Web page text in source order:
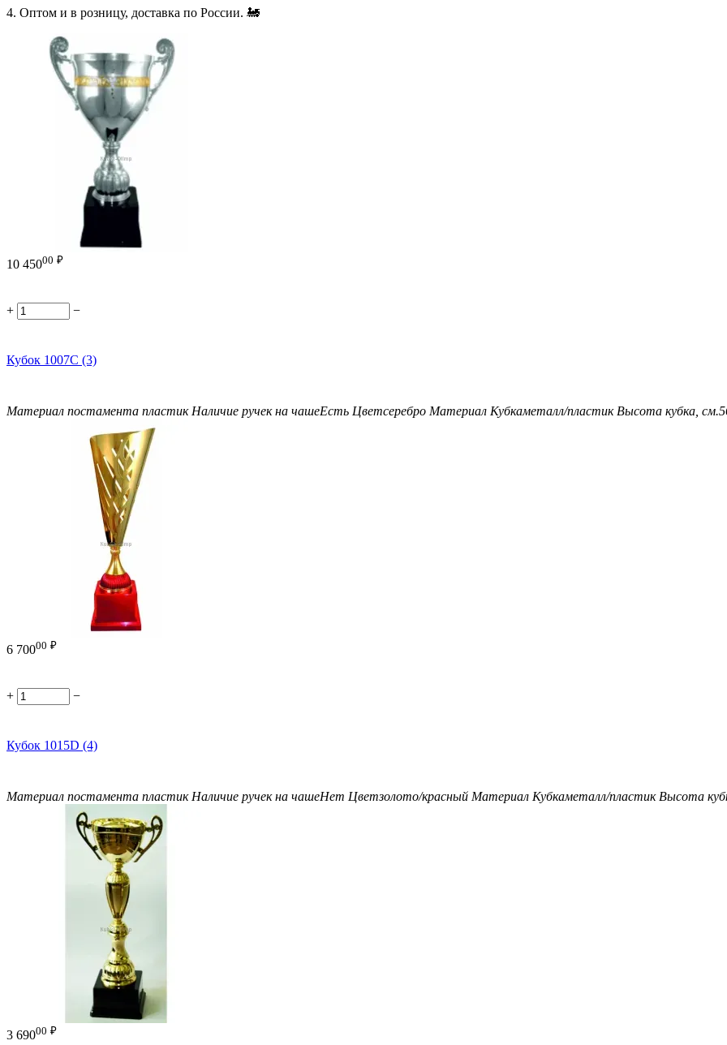
4. Оптом и в розницу, доставка по России. 🚂
10 45000 ₽
+ −
Кубок 1007C (3)
Материал постамента пластик Наличие ручек на чашеЕсть Цветсеребро Материал Кубкаметалл/пластик Высота кубка, см.
6 70000 ₽
+ −
Кубок 1015D (4)
Материал постамента пластик Наличие ручек на чашеНет Цветзолото/красный Материал Кубкаметалл/пластик Высота
3 69000 ₽